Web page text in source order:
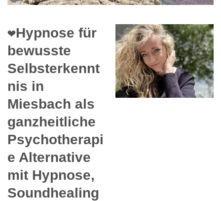
❤️Hypnose für
bewusste
Selbsterkennt
nis in
Miesbach als
ganzheitliche
Psychotherapi
e Alternative
mit Hypnose,
Soundhealing